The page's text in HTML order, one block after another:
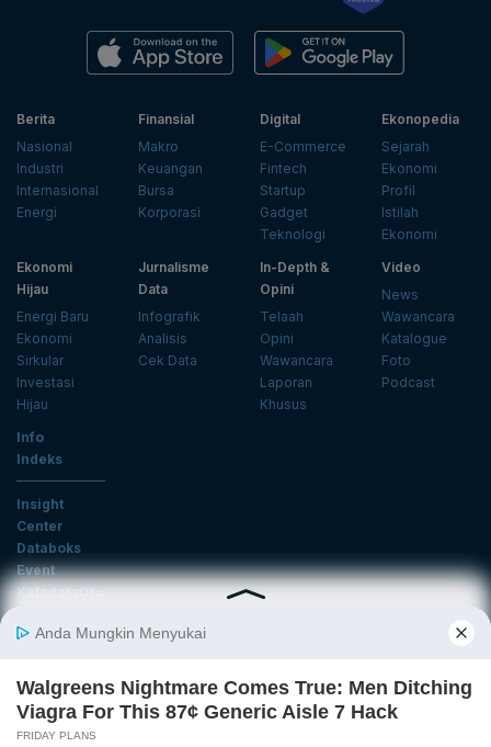
Berita
Nasional
Industri
Internasional
Energi
Finansial
Makro
Keuangan
Bursa
Korporasi
Digital
E-Commerce
Fintech
Startup
Gadget
Teknologi
Ekonopedia
Sejarah
Ekonomi
Profil
Istilah
Ekonomi
Ekonomi
Hijau
Energi Baru
Ekonomi
Sirkular
Investasi
Hijau
Jurnalisme
Data
Infografik
Analisis
Cek Data
In-Depth &
Opini
Telaah
Opini
Wawancara
Laporan
Khusus
Video
News
Wawancara
Katalogue
Foto
Podcast
Info
Indeks
Insight
Center
Databoks
Event
KatadataOto
Email
Daftar